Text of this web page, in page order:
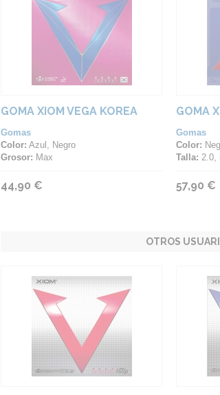
GOMA XIOM VEGA KOREA
Gomas
Color: Azul, Negro
Grosor: Max
44,90 €
GOMA
Gomas
Color:
Talla: 2.0,
57,90 €
OTROS